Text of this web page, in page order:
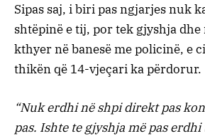
Sipas saj, i biri pas ngjarjes nuk
shtëpinë e tij, por tek gjyshja dhe
kthyer në banesë me policinë, e
thikën që 14-vjeçari ka përdorur.
“Nuk erdhi në shpi direkt pas
pas. Ishte te gjyshja më pas erdhi